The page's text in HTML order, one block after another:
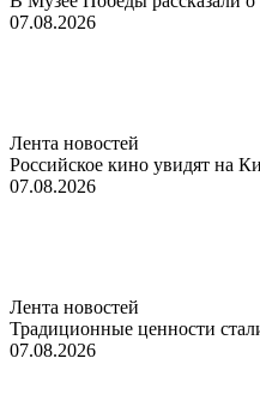
07.08.2026
Лента новостей
Российское кино увидят на
07.08.2026
Лента новостей
Традиционные ценности
07.08.2026